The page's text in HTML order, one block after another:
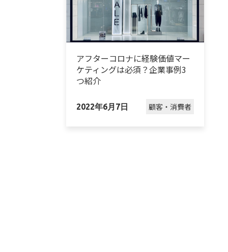
アフターコロナに経験価値マー
ケティングは必須？企業事例3
つ紹介
2022年6月7日 顧客・消費者